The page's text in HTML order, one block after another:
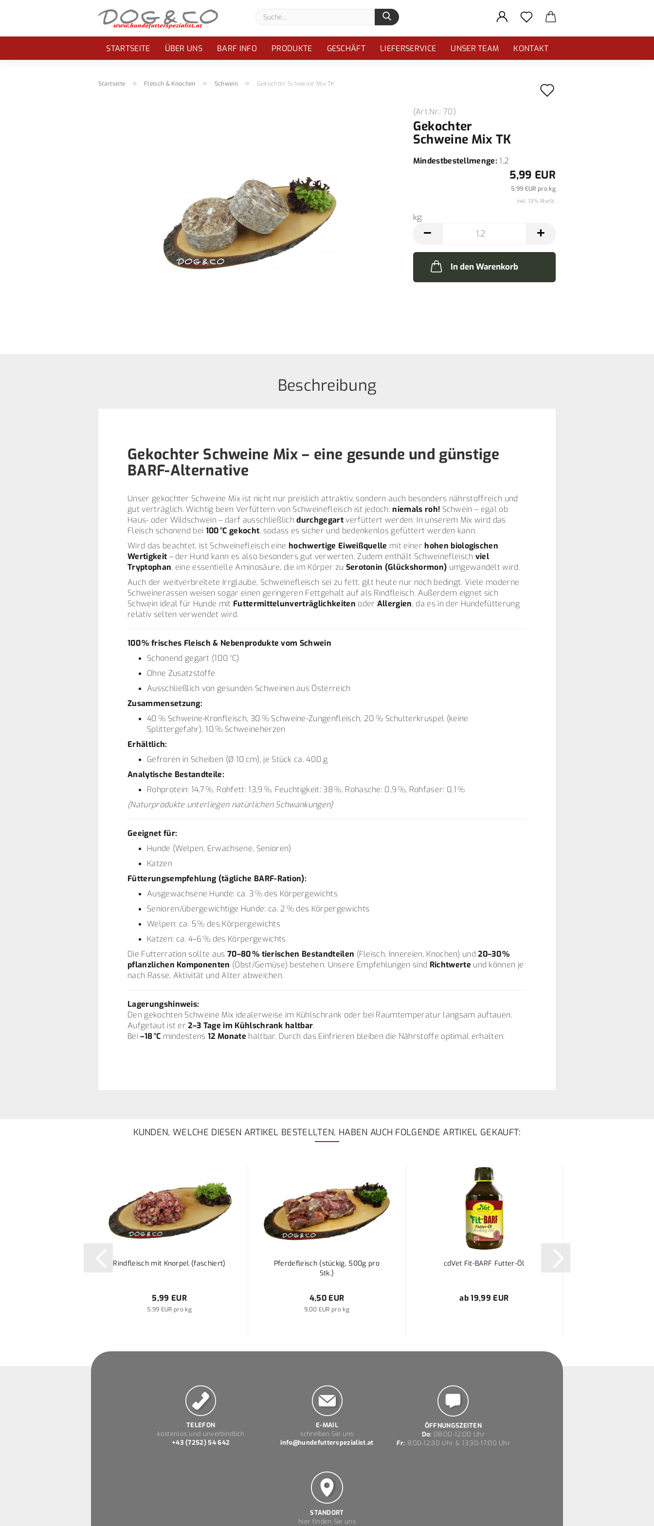
Suche...
STARTSEITE ÜBER UNS BARF INFO PRODUKTE GESCHÄFT LIEFERSERVICE UNSER TEAM KONTAKT
Startseite » Fleisch & Knochen » Schwein » Gekochter Schweine Mix TK
(Art.Nr.: 70)
Gekochter
Schweine Mix TK
Mindestbestellmenge: 1,2
5,99 EUR
5,99 EUR pro kg
inkl. 13% MwSt.
kg:
In den Warenkorb
Beschreibung
Gekochter Schweine Mix – eine gesunde und günstige
BARF-Alternative
Unser gekochter Schweine Mix ist nicht nur preislich attraktiv, sondern auch besonders nährstoffreich und
gut verträglich. Wichtig beim Verfüttern von Schweinefleisch ist jedoch: niemals roh! Schwein – egal ob
Haus- oder Wildschwein – darf ausschließlichdurchgegartverfüttert werden. In unserem Mix wird das
Fleisch schonend bei 100 °C gekocht, sodass es sicher und bedenkenlos gefüttert werden kann.
Wird das beachtet, ist Schweinefleisch eine hochwertige Eiweißquelle mit einer hohen biologischen
Wertigkeit – der Hund kann es also besonders gut verwerten. Zudem enthält Schweinefleisch viel
Tryptophan, eine essentielle Aminosäure, die im Körper zu Serotonin (Glückshormon) umgewandelt wird.
Auch der weitverbreitete Irrglaube, Schweinefleisch sei zu fett, gilt heute nur noch bedingt. Viele moderne
Schweinerassen weisen sogar einen geringeren Fettgehalt auf als Rindfleisch. Außerdem eignet sich
Schwein ideal für Hunde mit Futtermittelunverträglichkeiten oder Allergien, da es in der Hundefütterung
relativ selten verwendet wird.
100 % frisches Fleisch & Nebenprodukte vom Schwein
Schonend gegart (100 °C)
Ohne Zusatzstoffe
Ausschließlich von gesunden Schweinen aus Österreich
Zusammensetzung:
40 % Schweine-Kronfleisch, 30 % Schweine-Zungenfleisch, 20 % Schulterkruspel (keine
Splittergefahr), 10 % Schweineherzen
Erhältlich:
Gefroren in Scheiben (Ø 10 cm), je Stück ca. 400 g
Analytische Bestandteile:
Rohprotein: 14,7 %, Rohfett: 13,9 %, Feuchtigkeit: 38 %, Rohasche: 0,9 %, Rohfaser: 0,1 %
(Naturprodukte unterliegen natürlichen Schwankungen)
Geeignet für:
Hunde (Welpen, Erwachsene, Senioren)
Katzen
Fütterungsempfehlung (tägliche BARF-Ration):
Ausgewachsene Hunde: ca. 3 % des Körpergewichts
Senioren/übergewichtige Hunde: ca. 2 % des Körpergewichts
Welpen: ca. 5 % des Körpergewichts
Katzen: ca. 4–6 % des Körpergewichts
Die Futterration sollte aus 70–80 % tierischen Bestandteilen (Fleisch, Innereien, Knochen) und20–30 %
pflanzlichen Komponenten (Obst/Gemüse) bestehen. Unsere Empfehlungen sind Richtwerte und können je
nach Rasse, Aktivität und Alter abweichen.
Lagerungshinweis:
Den gekochten Schweine Mix idealerweise im Kühlschrank oder bei Raumtemperatur langsam auftauen.
Aufgetaut ist er2–3 Tage im Kühlschrank haltbar.
Bei–18 °C mindestens12 Monate haltbar. Durch das Einfrieren bleiben die Nährstoffe optimal erhalten.
KUNDEN, WELCHE DIESEN ARTIKEL BESTELLTEN, HABEN AUCH FOLGENDE ARTIKEL GEKAUFT:
Rindfleisch mit Knorpel (faschiert)
5,99 EUR
5,99 EUR pro kg
Pferdefleisch (stückig, 500g pro
Stk.)
4,50 EUR
9,00 EUR pro kg
cdVet Fit-BARF Futter-Öl
ab 19,99 EUR
TELEFON
kostenlos und unverbindlich
+43 (7252) 54 642
E-MAIL
schreiben Sie uns
info@hundefutterspezialist.at
ÖFFNUNGSZEITEN
Do: 08:00-12:00 Uhr
Fr: 8:00-12:30 Uhr & 13:30-17:00 Uhr
STANDORT
hier finden Sie uns